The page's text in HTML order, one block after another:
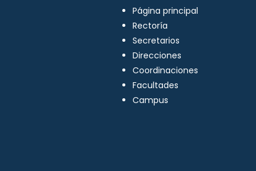
Página principal
Rectoría
Secretarios
Direcciones
Coordinaciones
Facultades
Campus